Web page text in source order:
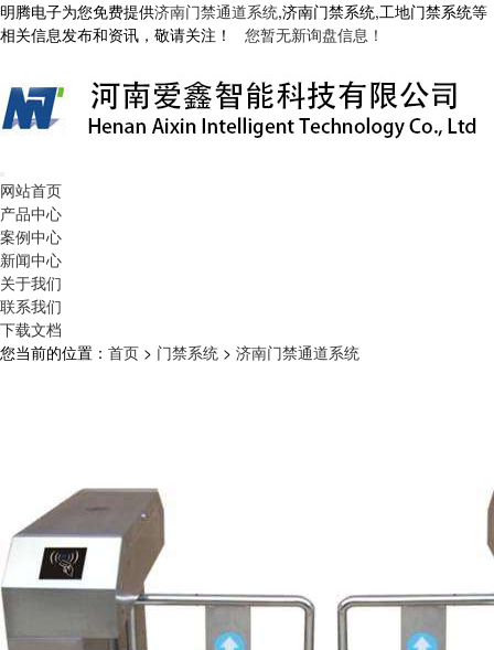
明腾电子为您免费提供济南门禁通道系统,济南门禁系统,工地门禁系统等
相关信息发布和资讯，敬请关注！ 您暂无新询盘信息！
网站首页
产品中心
案例中心
新闻中心
关于我们
联系我们
下载文档
您当前的位置： 首页 > 门禁系统 > 济南门禁通道系统